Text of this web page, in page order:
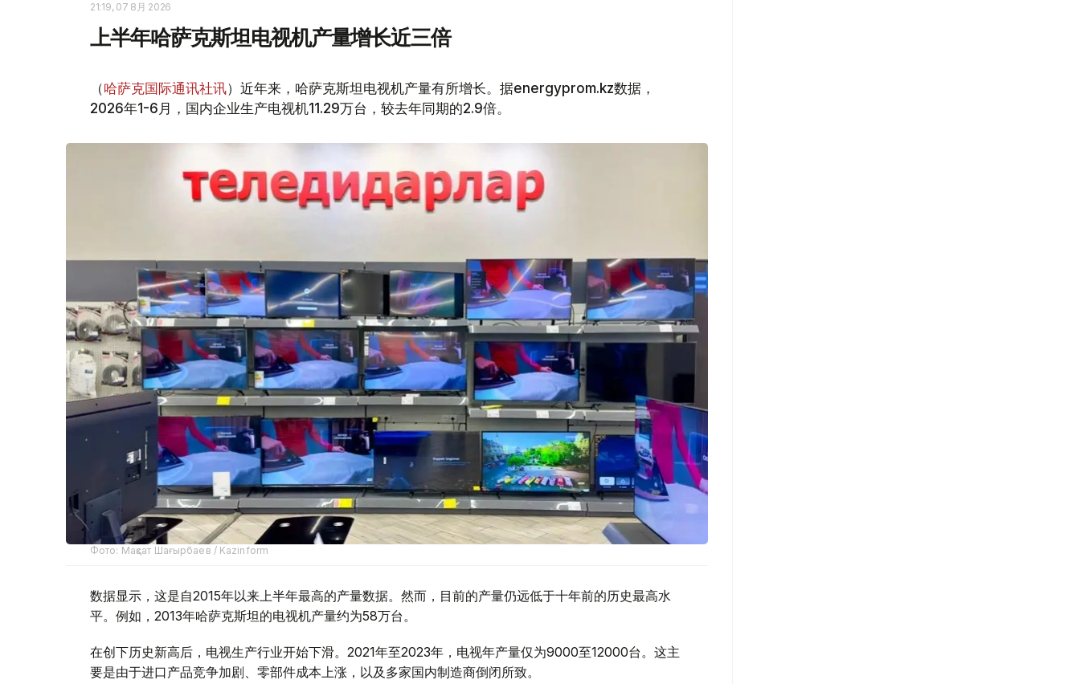
21:19, 07 8月 2026
上半年哈萨克斯坦电视机产量增长近三倍
（哈萨克国际通讯社讯）近年来，哈萨克斯坦电视机产量有所增长。据energyprom.kz数据，
2026年1-6月，国内企业生产电视机11.29万台，较去年同期的2.9倍。
Фото: Мақсат Шағырбаев / Kazinform
数据显示，这是自2015年以来上半年最高的产量数据。然而，目前的产量仍远低于十年前的历史最高水
平。例如，2013年哈萨克斯坦的电视机产量约为58万台。
在创下历史新高后，电视生产行业开始下滑。2021年至2023年，电视年产量仅为9000至12000台。这主
要是由于进口产品竞争加剧、零部件成本上涨，以及多家国内制造商倒闭所致。